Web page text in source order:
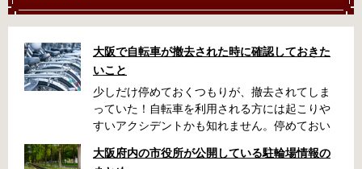
大阪で自転車が撤去された時に確認しておきた
いこと
少しだけ停めておくつもりが、撤去されてしま
っていた！自転車を利用される方には起こりや
すいアクシデントかも知れません。停めておい
い、なんてことになってしまうかも知れませ
大阪府内の市役所が公開している駐輪場情報の